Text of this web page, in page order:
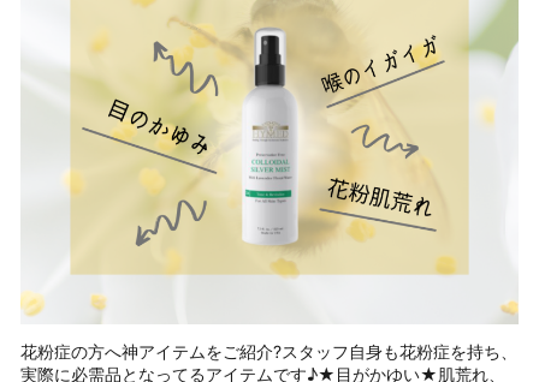
花粉症の方へ神アイテムをご紹介?スタッフ自身も花粉症を持ち、
実際に必需品となってるアイテムです♪★目がかゆい★肌荒れ、